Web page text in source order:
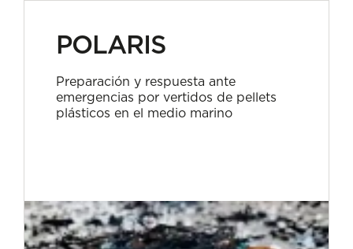
POLARIS
Preparación y respuesta ante
emergencias por vertidos de pellets
plásticos en el medio marino